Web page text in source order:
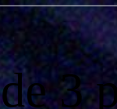
3